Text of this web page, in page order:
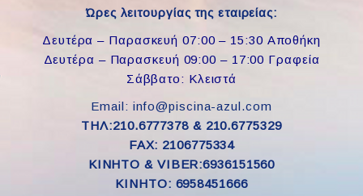
Ώρες λειτουργίας της εταιρείας:
Δευτέρα – Παρασκευή 07:00 – 15:30 Αποθήκη
Δευτέρα – Παρασκευή 09:00 – 17:00 Γραφεία
Σάββατο: Κλειστά
Email: info@piscina-azul.com
ΤΗΛ:210.6777378 & 210.6775329
FAX: 2106775334
ΚΙΝΗΤΟ & VIBER:6936151560
KINHTO: 6958451666